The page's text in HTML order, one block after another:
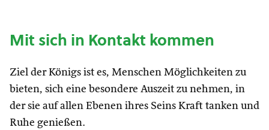
Mit sich in Kontakt kommen
Ziel der Königs ist es, Menschen Möglichkeiten zu
bieten, sich eine besondere Auszeit zu nehmen, in
der sie auf allen Ebenen ihres Seins Kraft tanken und
Ruhe genießen.